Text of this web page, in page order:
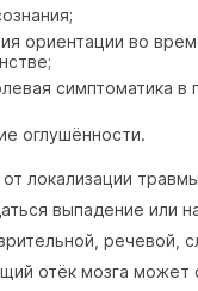
ориентации во
симптоматика в
оглушённости.
локализации
выпадение или
речевой,
отёк мозга может